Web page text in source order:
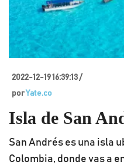
2022-12-19 16:39:13 /
porYate.co
Isla de San
San Andrés es una isla
Colombia, donde vas a